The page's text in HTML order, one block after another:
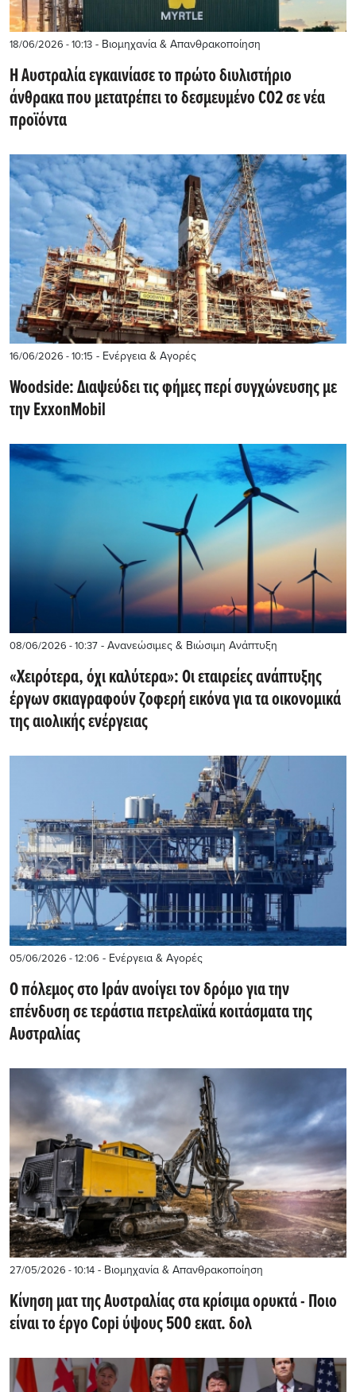
18/06/2026 - 10:13 - Βιομηχανία & Απανθρακοποίηση
Η Αυστραλία εγκαινίασε το πρώτο διυλιστήριο
άνθρακα που μετατρέπει το δεσμευμένο CO2 σε νέα
προϊόντα
16/06/2026 - 10:15 - Ενέργεια & Αγορές
Woodside: Διαψεύδει τις φήμες περί συγχώνευσης με
την ExxonMobil
08/06/2026 - 10:37 - Ανανεώσιμες & Βιώσιμη Ανάπτυξη
«Χειρότερα, όχι καλύτερα»: Οι εταιρείες ανάπτυξης
έργων σκιαγραφούν ζοφερή εικόνα για τα οικονομικά
της αιολικής ενέργειας
05/06/2026 - 12:06 - Ενέργεια & Αγορές
Ο πόλεμος στο Ιράν ανοίγει τον δρόμο για την
επένδυση σε τεράστια πετρελαϊκά κοιτάσματα της
Αυστραλίας
27/05/2026 - 10:14 - Βιομηχανία & Απανθρακοποίηση
Kίνηση ματ της Αυστραλίας στα κρίσιμα ορυκτά - Ποιο
είναι το έργο Copi ύψους 500 εκατ. δολ